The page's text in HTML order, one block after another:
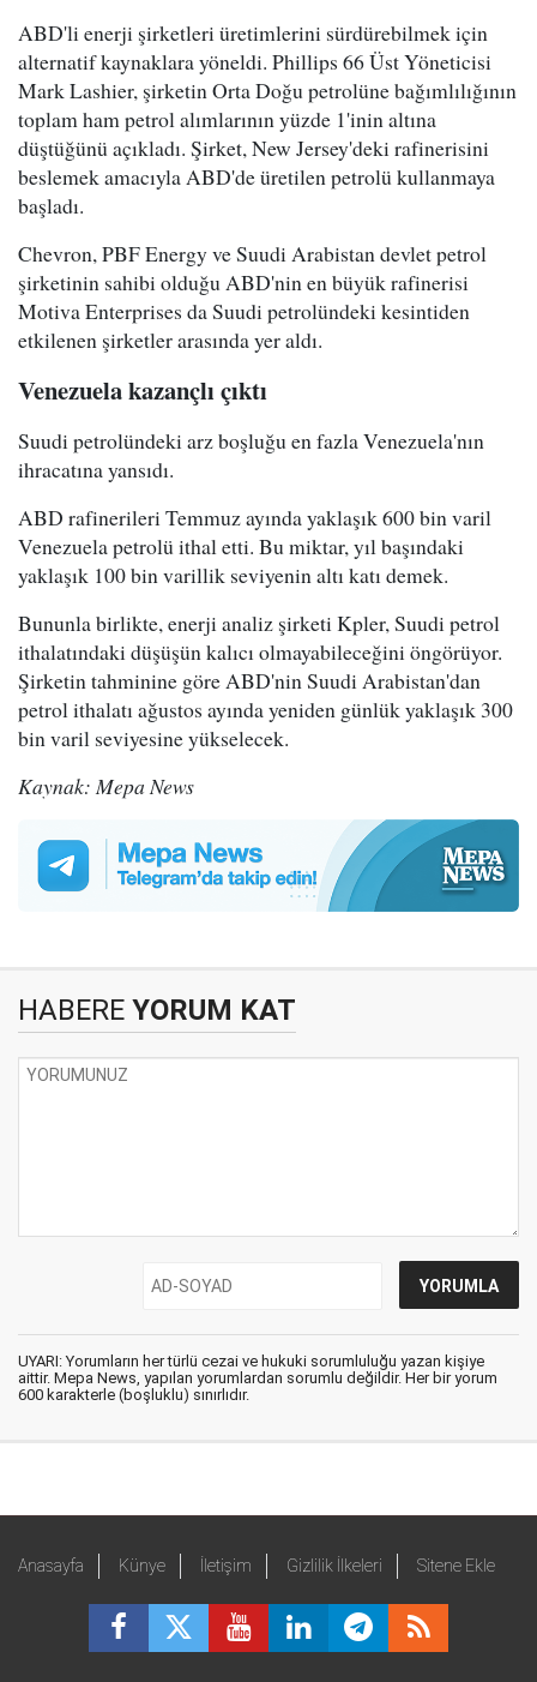
ABD'li enerji şirketleri üretimlerini sürdürebilmek için
alternatif kaynaklara yöneldi. Phillips 66 Üst Yöneticisi
Mark Lashier, şirketin Orta Doğu petrolüne bağımlılığının
toplam ham petrol alımlarının yüzde 1'inin altına
düştüğünü açıkladı. Şirket, New Jersey'deki rafinerisini
beslemek amacıyla ABD'de üretilen petrolü kullanmaya
başladı.
Chevron, PBF Energy ve Suudi Arabistan devlet petrol
şirketinin sahibi olduğu ABD'nin en büyük rafinerisi
Motiva Enterprises da Suudi petrolündeki kesintiden
etkilenen şirketler arasında yer aldı.
Venezuela kazançlı çıktı
Suudi petrolündeki arz boşluğu en fazla Venezuela'nın
ihracatına yansıdı.
ABD rafinerileri Temmuz ayında yaklaşık 600 bin varil
Venezuela petrolü ithal etti. Bu miktar, yıl başındaki
yaklaşık 100 bin varillik seviyenin altı katı demek.
Bununla birlikte, enerji analiz şirketi Kpler, Suudi petrol
ithalatındaki düşüşün kalıcı olmayabileceğini öngörüyor.
Şirketin tahminine göre ABD'nin Suudi Arabistan'dan
petrol ithalatı ağustos ayında yeniden günlük yaklaşık 300
bin varil seviyesine yükselecek.
Kaynak: Mepa News
HABERE YORUM KAT
UYARI: Yorumların her türlü cezai ve hukuki sorumluluğu yazan kişiye
aittir. Mepa News, yapılan yorumlardan sorumlu değildir. Her bir yorum
600 karakterle (boşluklu) sınırlıdır.
Anasayfa Künye İletişim Gizlilik İlkeleri Sitene Ekle